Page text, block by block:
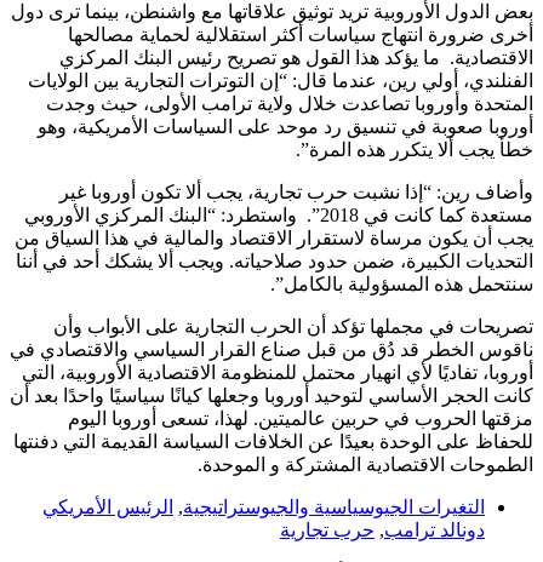
بعض الدول الأوروبية تريد توثيق علاقاتها مع واشنطن، بينما ترى دول
أخرى ضرورة انتهاج سياسات أكثر استقلالية لحماية مصالحها
الاقتصادية. ما يؤكد هذا القول هو تصريح رئيس البنك المركزي
الفنلندي، أولي رين، عندما قال: “إن التوترات التجارية بين الولايات
المتحدة وأوروبا تصاعدت خلال ولاية ترامب الأولى، حيث وجدت
أوروبا صعوبة في تنسيق رد موحد على السياسات الأمريكية، وهو
خطأ يجب ألا يتكرر هذه المرة”.
وأضاف رين: “إذا نشبت حرب تجارية، يجب ألا تكون أوروبا غير
مستعدة كما كانت في 2018”. واستطرد: “البنك المركزي الأوروبي
يجب أن يكون مرساة لاستقرار الاقتصاد والمالية في هذا السياق من
التحديات الكبيرة، ضمن حدود صلاحياته. ويجب ألا يشكك أحد في أننا
سنتحمل هذه المسؤولية بالكامل”.
تصريحات في مجملها تؤكد أن الحرب التجارية على الأبواب وأن
ناقوس الخطر قد دُق من قبل صناع القرار السياسي والاقتصادي في
أوروبا، تفاديًا لأي انهيار محتمل للمنظومة الاقتصادية الأوروبية، التي
كانت الحجر الأساسي لتوحيد أوروبا وجعلها كيانًا سياسيًا واحدًا بعد أن
مزقتها الحروب في حربين عالميتين. لهذا، تسعى أوروبا اليوم
للحفاظ على الوحدة بعيدًا عن الخلافات السياسة القديمة التي دفنتها
الطموحات الاقتصادية المشتركة و الموحدة.
التغيرات الجيوسياسية والجيوستراتيجية, الرئيس الأمريكي
دونالد ترامب, حرب تجارية